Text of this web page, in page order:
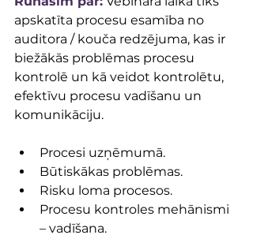
apskatīta procesu esamība no
auditora / kouča redzējuma, kas ir
biežākās problēmas procesu
kontrolē un kā veidot kontrolētu,
efektīvu procesu vadīšanu un
komunikāciju.
Procesi uzņēmumā.
Būtiskākas problēmas.
Risku loma procesos.
Procesu kontroles mehānismi
– vadīšana.